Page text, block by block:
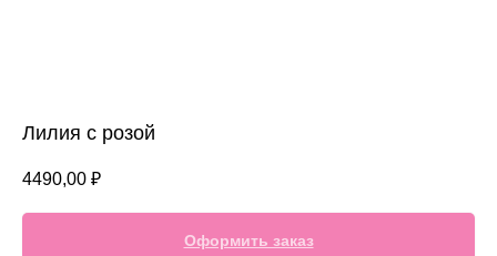
Лилия с розой
4490,00 ₽
Оформить заказ